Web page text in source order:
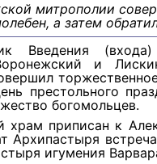
митрополии
а затем
Введения
и
престольного
богомольцев.
храм приписан к
Архипастыря
игумения